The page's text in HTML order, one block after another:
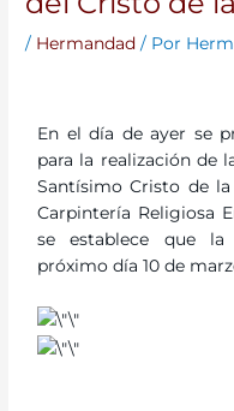
/ Hermandad / Por
En el día de ayer se
para la realización de
Santísimo Cristo de
Carpintería Religiosa
se establece que
próximo día 10 de